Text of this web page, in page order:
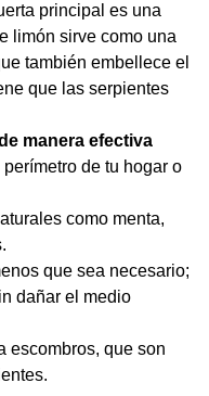
principal es una
limón sirve como una
también embellece el
que las serpientes
manera efectiva
de tu hogar o
como menta,
que sea necesario;
dañar el medio
escombros, que son